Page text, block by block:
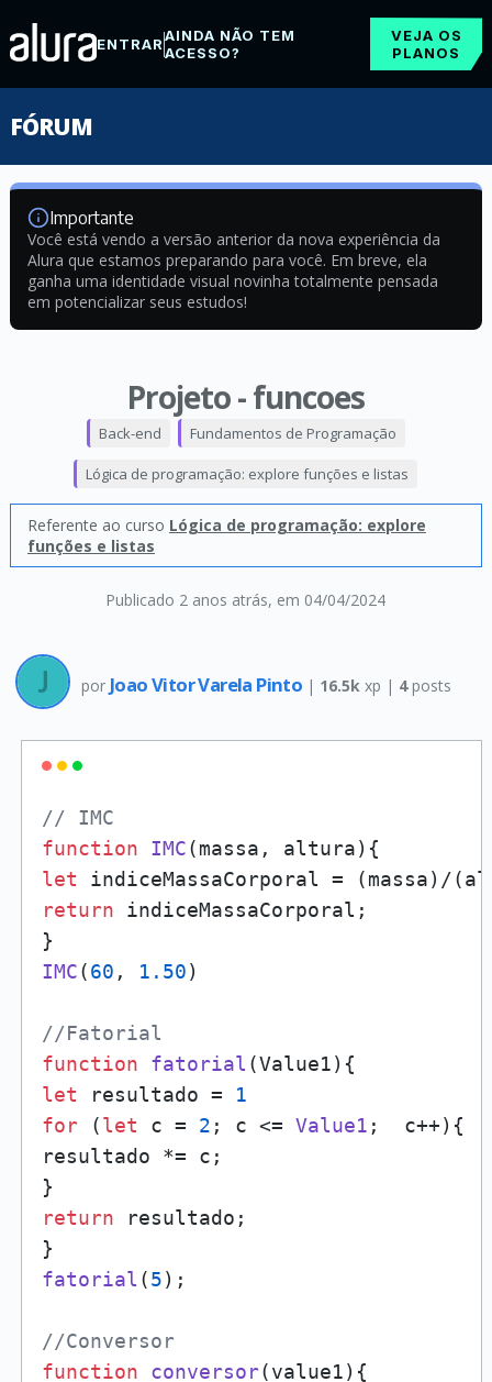
ENTRARAINDA NÃO TEM
ACESSO?
VEJA OS
PLANOS
FÓRUM
Importante
Você está vendo a versão anterior da nova experiência da
Alura que estamos preparando para você. Em breve, ela
ganha uma identidade visual novinha totalmente pensada
em potencializar seus estudos!
Projeto - funcoes
Publicado 2 anos atrás, em 04/04/2024
Back-end Fundamentos de Programação
Lógica de programação: explore funções e listas
Referente ao curso Lógica de programação: explore
funções e listas
por Joao Vitor Varela Pinto | 16.5k xp | 4posts
// IMC
function
IMC(massa, altura
let
return indiceMassaCorporal;
IMC(60 , 1.50)
//Fatorial
function
fatorial (Value1
let resultado = 1
for (let c = 2 ; c <= Value1 ;  c++){
resultado *= c;
return resultado;
fatorial (5);
//Conversor
function
conversor(value1